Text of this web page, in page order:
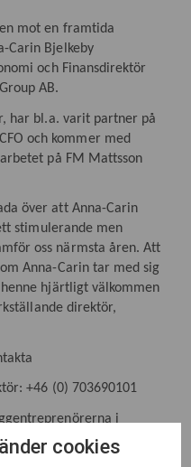
mot en framtida
Carin Bjelkeby
och Finansdirektör
AB.
har bl.a. varit partner på
och kommer med
på FM Mattsson
över att Anna-Carin
stimulerande men
oss närmsta åren. Att
Anna-Carin tar med sig
hjärtligt välkommen
direktör,
+46 (0) 703690101
i
på uppdrag av
Huvudfokus är
cookies